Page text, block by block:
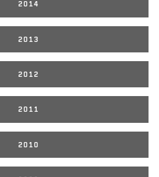
2014
2013
2012
2011
2010